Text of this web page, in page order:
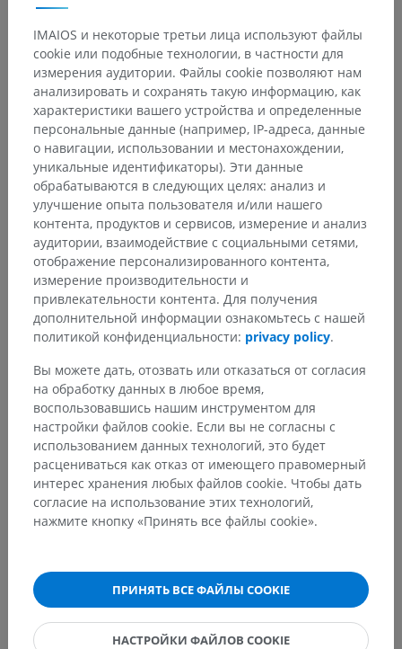
Анатомическая иерархия
Анатомия человека 2
Человеческое тело> Systemata integrantia >
Сердечно-сосудистая система>
Arteriae systemicae> Подключичная артерия>
Позвоночная артерия> Базилярная артерия
Артерии моста
Основные структуры:
Медиальные ветви
IMAIOS и некоторые третьи лица используют файлы
cookie или подобные технологии, в частности для
измерения аудитории. Файлы cookie позволяют нам
анализировать и сохранять такую информацию, как
характеристики вашего устройства и определенные
персональные данные (например, IP-адреса, данные
о навигации, использовании и местонахождении,
уникальные идентификаторы). Эти данные
обрабатываются в следующих целях: анализ и
улучшение опыта пользователя и/или нашего
контента, продуктов и сервисов, измерение и анализ
аудитории, взаимодействие с социальными сетями,
отображение персонализированного контента,
измерение производительности и
привлекательности контента. Для получения
дополнительной информации ознакомьтесь с нашей
политикой конфиденциальности: privacy policy.
Вы можете дать, отозвать или отказаться от согласия
на обработку данных в любое время,
воспользовавшись нашим инструментом для
настройки файлов cookie. Если вы не согласны с
использованием данных технологий, это будет
расцениваться как отказ от имеющего правомерный
интерес хранения любых файлов cookie. Чтобы дать
согласие на использование этих технологий,
нажмите кнопку «Принять все файлы cookie».
ПРИНЯТЬ ВСЕ ФАЙЛЫ COOKIE
НАСТРОЙКИ ФАЙЛОВ COOKIE